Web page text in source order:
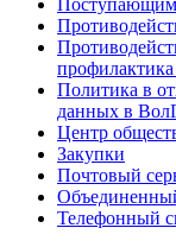
Политика в
данных в
Центр
Закупки
Почтовый
Телефонный